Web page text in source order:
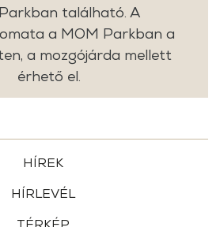
található. A
a MOM Parkban a
a mozgójárda mellett
érhető el.
HÍREK
HÍRLEVÉL